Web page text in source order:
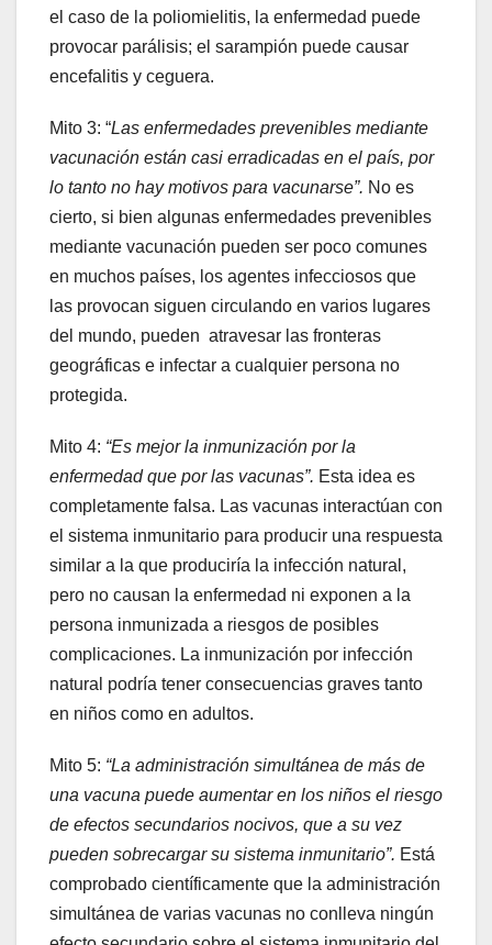
el caso de la poliomielitis, la enfermedad puede
provocar parálisis; el sarampión puede causar
encefalitis y ceguera.
Mito 3: “Las enfermedades prevenibles mediante
vacunación están casi erradicadas en el país, por
lo tanto no hay motivos para vacunarse”. No es
cierto, si bien algunas enfermedades prevenibles
mediante vacunación pueden ser poco comunes
en muchos países, los agentes infecciosos que
las provocan siguen circulando en varios lugares
del mundo, pueden atravesar las fronteras
geográficas e infectar a cualquier persona no
protegida.
Mito 4: “Es mejor la inmunización por la
enfermedad que por las vacunas”. Esta idea es
completamente falsa. Las vacunas interactúan con
el sistema inmunitario para producir una respuesta
similar a la que produciría la infección natural,
pero no causan la enfermedad ni exponen a la
persona inmunizada a riesgos de posibles
complicaciones. La inmunización por infección
natural podría tener consecuencias graves tanto
en niños como en adultos.
Mito 5: “La administración simultánea de más de
una vacuna puede aumentar en los niños el riesgo
de efectos secundarios nocivos, que a su vez
pueden sobrecargar su sistema inmunitario”. Está
comprobado científicamente que la administración
simultánea de varias vacunas no conlleva ningún